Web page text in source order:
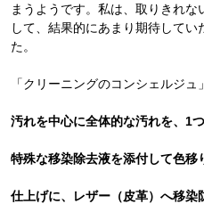
まうようです。私は、取りきれ
して、結果的にあまり期待して
た。
「クリーニングのコンシェルジュ
汚れを中心に全体的な汚れを、1
特殊な移染除去液を添付して色移
仕上げに、レザー（皮革）へ移染